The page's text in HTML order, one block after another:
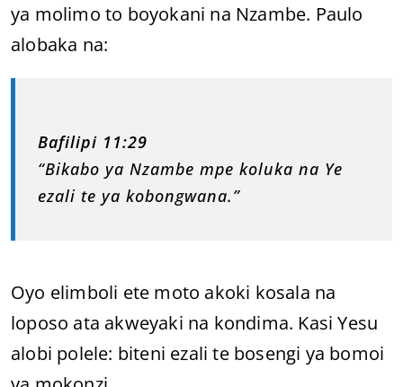
ya molimo to boyokani na Nzambe. Paulo
alobaka na:
Bafilipi 11:29
“Bikabo ya Nzambe mpe koluka na Ye
ezali te ya kobongwana.”
Oyo elimboli ete moto akoki kosala na
loposo ata akweyaki na kondima. Kasi Yesu
alobi polele: biteni ezali te bosengi ya bomoi